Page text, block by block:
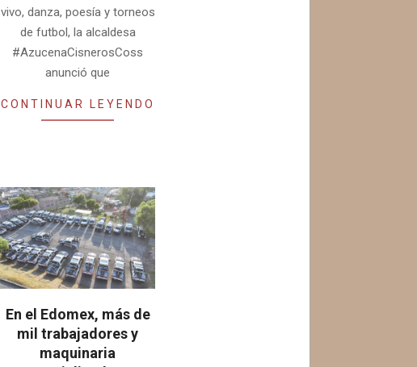
vivo, danza, poesía y torneos
de futbol, la alcaldesa
#AzucenaCisnerosCoss
anunció que
CONTINUAR LEYENDO
En el Edomex, más de
mil trabajadores y
maquinaria